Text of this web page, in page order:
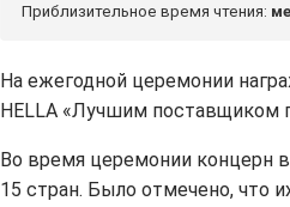
Приблизительное время чтения:
На ежегодной церемонии
HELLA «Лучшим поставщиком
Во время церемонии концерн
15 стран. Было отмечено, что